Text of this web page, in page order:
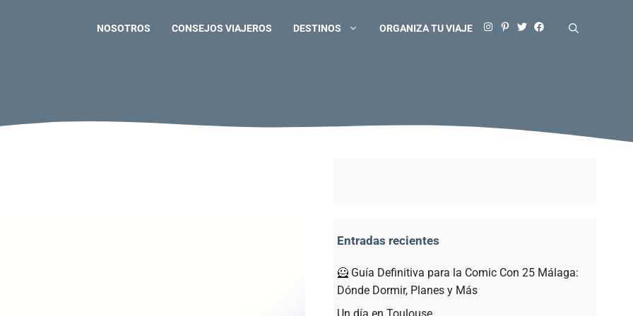
NOSOTROS CONSEJOS VIAJEROS DESTINOS ORGANIZA TU VIAJE
Entradas recientes
🦸 Guía Definitiva para la Comic Con 25 Málaga:
Dónde Dormir, Planes y Más